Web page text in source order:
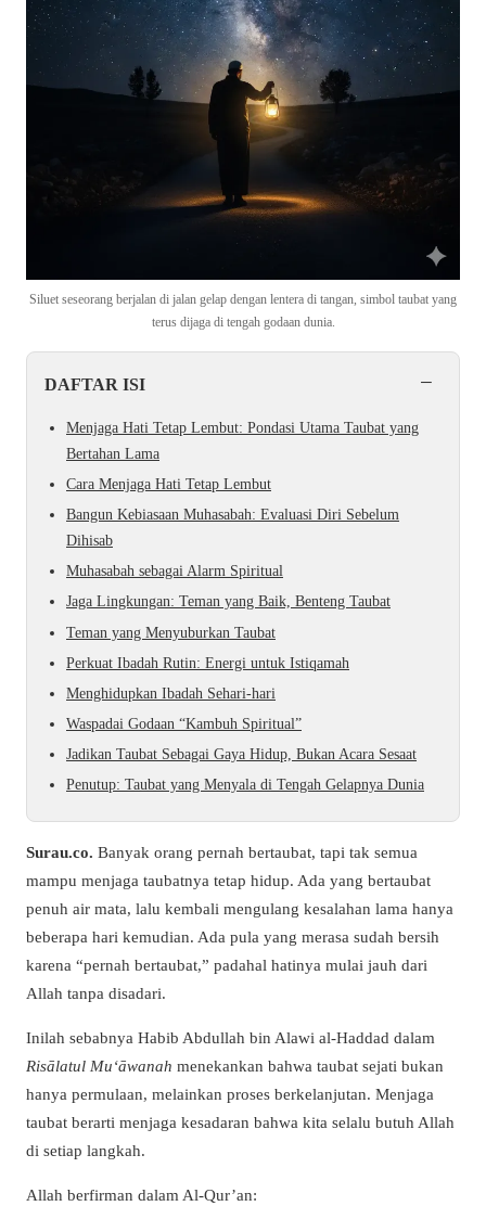
Siluet seseorang berjalan di jalan gelap dengan lentera di tangan, simbol taubat yang
terus dijaga di tengah godaan dunia.
DAFTAR ISI −
Menjaga Hati Tetap Lembut: Pondasi Utama Taubat yang
Bertahan Lama
Cara Menjaga Hati Tetap Lembut
Bangun Kebiasaan Muhasabah: Evaluasi Diri Sebelum
Dihisab
Muhasabah sebagai Alarm Spiritual
Jaga Lingkungan: Teman yang Baik, Benteng Taubat
Teman yang Menyuburkan Taubat
Perkuat Ibadah Rutin: Energi untuk Istiqamah
Menghidupkan Ibadah Sehari-hari
Waspadai Godaan “Kambuh Spiritual”
Jadikan Taubat Sebagai Gaya Hidup, Bukan Acara Sesaat
Penutup: Taubat yang Menyala di Tengah Gelapnya Dunia
Surau.co. Banyak orang pernah bertaubat, tapi tak semua
mampu menjaga taubatnya tetap hidup. Ada yang bertaubat
penuh air mata, lalu kembali mengulang kesalahan lama hanya
beberapa hari kemudian. Ada pula yang merasa sudah bersih
karena “pernah bertaubat,” padahal hatinya mulai jauh dari
Allah tanpa disadari.
Inilah sebabnya Habib Abdullah bin Alawi al-Haddad dalam
Risālatul Mu‘āwanah menekankan bahwa taubat sejati bukan
hanya permulaan, melainkan proses berkelanjutan. Menjaga
taubat berarti menjaga kesadaran bahwa kita selalu butuh Allah
di setiap langkah.
Allah berfirman dalam Al-Qur’an: